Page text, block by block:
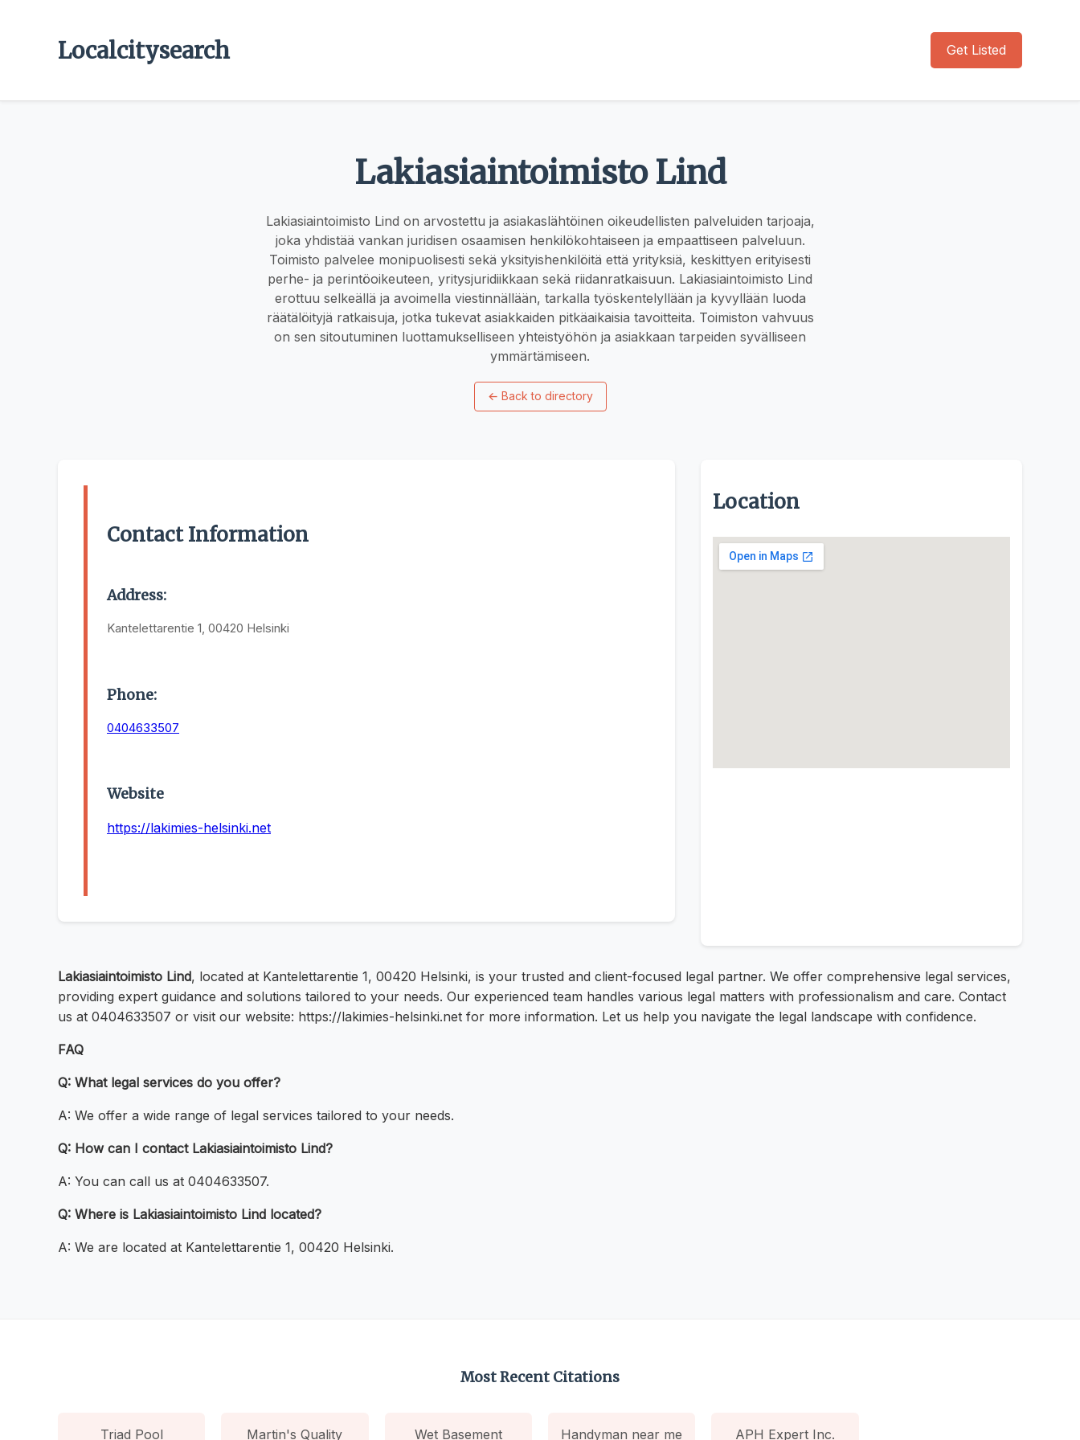
Localcitysearch Get Listed
Lakiasiaintoimisto Lind
Lakiasiaintoimisto Lind on arvostettu ja asiakaslähtöinen oikeudellisten palveluiden tarjoaja,
joka yhdistää vankan juridisen osaamisen henkilökohtaiseen ja empaattiseen palveluun.
Toimisto palvelee monipuolisesti sekä yksityishenkilöitä että yrityksiä, keskittyen erityisesti
perhe- ja perintöoikeuteen, yritysjuridiikkaan sekä riidanratkaisuun. Lakiasiaintoimisto Lind
erottuu selkeällä ja avoimella viestinnällään, tarkalla työskentelyllään ja kyvyllään luoda
räätälöityjä ratkaisuja, jotka tukevat asiakkaiden pitkäaikaisia tavoitteita. Toimiston vahvuus
on sen sitoutuminen luottamukselliseen yhteistyöhön ja asiakkaan tarpeiden syvälliseen
ymmärtämiseen.
← Back to directory
Contact Information
Address:
Kantelettarentie 1, 00420 Helsinki
Phone:
0404633507
Website
https://lakimies-helsinki.net
Location
Lakiasiaintoimisto Lind, located at Kantelettarentie 1, 00420 Helsinki, is your trusted and client-focused legal partner. We offer comprehensive legal services,
providing expert guidance and solutions tailored to your needs. Our experienced team handles various legal matters with professionalism and care. Contact
us at 0404633507 or visit our website: https://lakimies-helsinki.net for more information. Let us help you navigate the legal landscape with confidence.
FAQ
Q: What legal services do you offer?
A: We offer a wide range of legal services tailored to your needs.
Q: How can I contact Lakiasiaintoimisto Lind?
A: You can call us at 0404633507.
Q: Where is Lakiasiaintoimisto Lind located?
A: We are located at Kantelettarentie 1, 00420 Helsinki.
Most Recent Citations
Triad Pool Martin's Quality Wet Basement Handyman near me APH Expert Inc.